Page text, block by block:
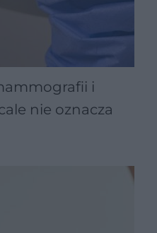
i
nie oznacza